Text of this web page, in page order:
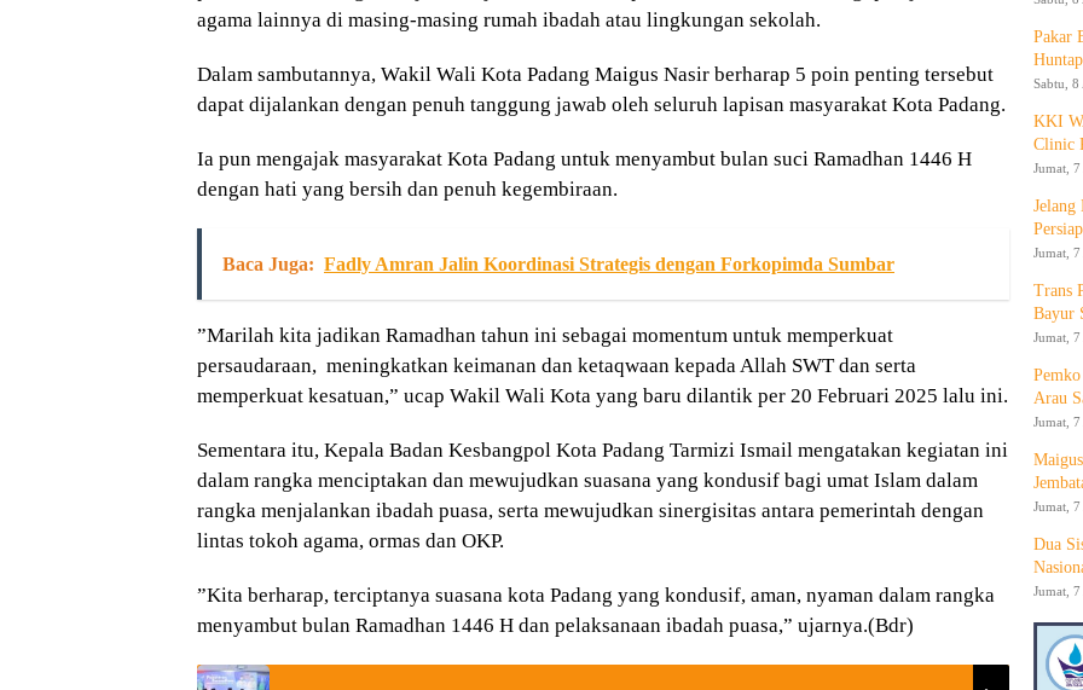
agama lainnya di masing-masing rumah ibadah atau lingkungan sekolah.
Dalam sambutannya, Wakil Wali Kota Padang Maigus Nasir berharap 5 poin penting tersebut
dapat dijalankan dengan penuh tanggung jawab oleh seluruh lapisan masyarakat Kota Padang.
Ia pun mengajak masyarakat Kota Padang untuk menyambut bulan suci Ramadhan 1446 H
dengan hati yang bersih dan penuh kegembiraan.
Baca Juga: Fadly Amran Jalin Koordinasi Strategis dengan Forkopimda Sumbar
”Marilah kita jadikan Ramadhan tahun ini sebagai momentum untuk memperkuat
persaudaraan, meningkatkan keimanan dan ketaqwaan kepada Allah SWT dan serta
memperkuat kesatuan,” ucap Wakil Wali Kota yang baru dilantik per 20 Februari 2025 lalu ini.
Sementara itu, Kepala Badan Kesbangpol Kota Padang Tarmizi Ismail mengatakan kegiatan ini
dalam rangka menciptakan dan mewujudkan suasana yang kondusif bagi umat Islam dalam
rangka menjalankan ibadah puasa, serta mewujudkan sinergisitas antara pemerintah dengan
lintas tokoh agama, ormas dan OKP.
”Kita berharap, terciptanya suasana kota Padang yang kondusif, aman, nyaman dalam rangka
menyambut bulan Ramadhan 1446 H dan pelaksanaan ibadah puasa,” ujarnya.(Bdr)
Pakar
Sabtu, 8
KKI
Clinic
Jumat,
Jelang
Jumat,
Trans
Bayur
Jumat,
Arau
Jumat,
Jumat,
Dua
Jumat,